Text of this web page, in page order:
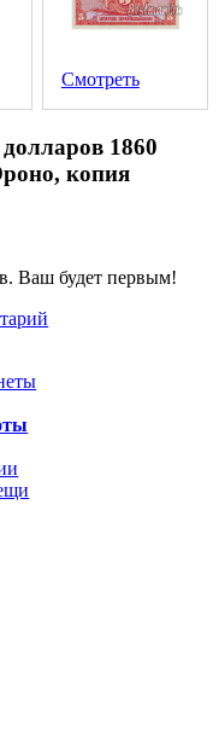
Смотреть
1860
копия
Ваш будет первым!